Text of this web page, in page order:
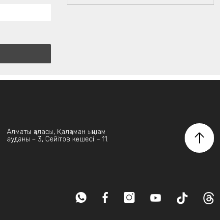
Алматы қаласы, Қалқаман ықшам
ауданы – 3, Сейітов көшесі – 11.